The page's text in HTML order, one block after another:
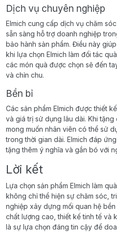
Dịch vụ chuyên nghiệp
Elmich cung cấp dịch vụ chăm
sẵn sàng hỗ trợ doanh nghiệp
bảo hành sản phẩm. Điều này
khi lựa chọn Elmich làm đối tác
các món quà được chọn sẽ đến
và chỉn chu.
Bền bỉ
Các sản phẩm Elmich được thiết
và giá trị sử dụng lâu dài. Khi
mong muốn nhân viên có thể sử
trong thời gian dài. Elmich đáp
tặng thêm ý nghĩa và gắn bó với
Lời kết
Lựa chọn sản phẩm Elmich làm
không chỉ thể hiện sự chăm sóc,
nghiệp xây dựng mối quan hệ
chất lượng cao, thiết kế tinh tế và
là sự lựa chọn đáng tin cậy để